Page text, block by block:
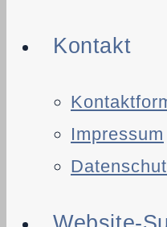
Kontakt
Impressum